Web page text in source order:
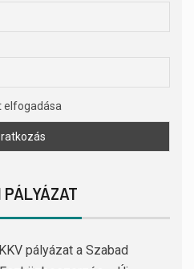
elfogadása
pályázat a Szabad